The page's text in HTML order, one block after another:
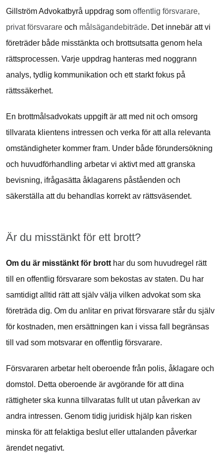
Gillström Advokatbyrå uppdrag som offentlig försvarare,
privat försvarareoch målsägandebiträde. Det innebär att vi
företräder både misstänkta och brottsutsatta genom hela
rättsprocessen. Varje uppdrag hanteras med noggrann
analys, tydlig kommunikation och ett starkt fokus på
rättssäkerhet.
En brottmålsadvokats uppgift är att med nit och omsorg
tillvarata klientens intressen och verka för att alla relevanta
omständigheter kommer fram. Under både förundersökning
och huvudförhandling arbetar vi aktivt med att granska
bevisning, ifrågasätta åklagarens påståenden och
säkerställa att du behandlas korrekt av rättsväsendet.
Är du misstänkt för ett brott?
Om du är misstänkt för brott har du som huvudregel rätt
till en offentlig försvarare som bekostas av staten. Du har
samtidigt alltid rätt att själv välja vilken advokat som ska
företräda dig. Om du anlitar en privat försvarare står du själv
för kostnaden, men ersättningen kan i vissa fall begränsas
till vad som motsvarar en offentlig försvarare.
Försvararen arbetar helt oberoende från polis, åklagare och
domstol. Detta oberoende är avgörande för att dina
rättigheter ska kunna tillvaratas fullt ut utan påverkan av
andra intressen. Genom tidig juridisk hjälp kan risken
minska för att felaktiga beslut eller uttalanden påverkar
ärendet negativt.